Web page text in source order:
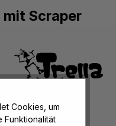
mit Scraper
Cookies, um
Funktionalität